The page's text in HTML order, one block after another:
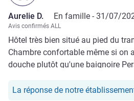
Aurelie D. En famille - 31/07/
Avis confirmés ALL
Hôtel très bien situé au pied du
Chambre confortable même si on
douche plutôt qu'une baignoire
du pain sans gluten
La réponse de notre